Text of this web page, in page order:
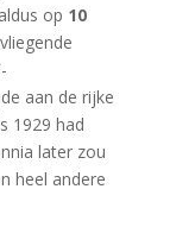
op 10
aan de rijke
1929 had
later zou
heel andere